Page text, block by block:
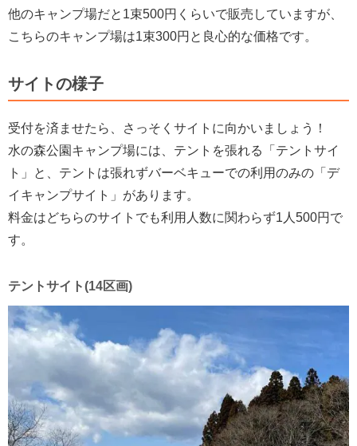
他のキャンプ場だと1束500円くらいで販売していますが、
こちらのキャンプ場は1束300円と良心的な価格です。
サイトの様子
受付を済ませたら、さっそくサイトに向かいましょう！
水の森公園キャンプ場には、テントを張れる「テントサイ
ト」と、テントは張れずバーベキューでの利用のみの「デ
イキャンプサイト」があります。
料金はどちらのサイトでも利用人数に関わらず1人500円で
す。
テントサイト(14区画)